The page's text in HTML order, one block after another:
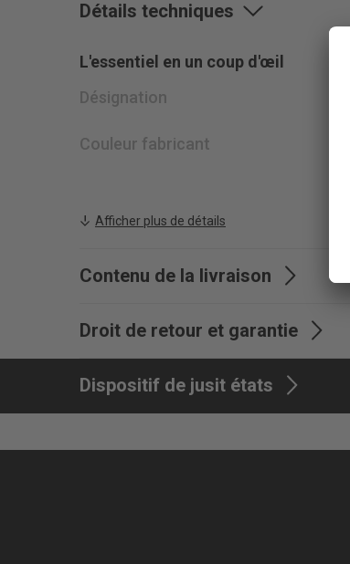
Détails techniques
L'essentiel en un coup d'œil
Désignation
Couleur fabricant
Afficher plus de détails
Contenu de la livraison
Droit de retour et garantie
Dispositif de jusit états